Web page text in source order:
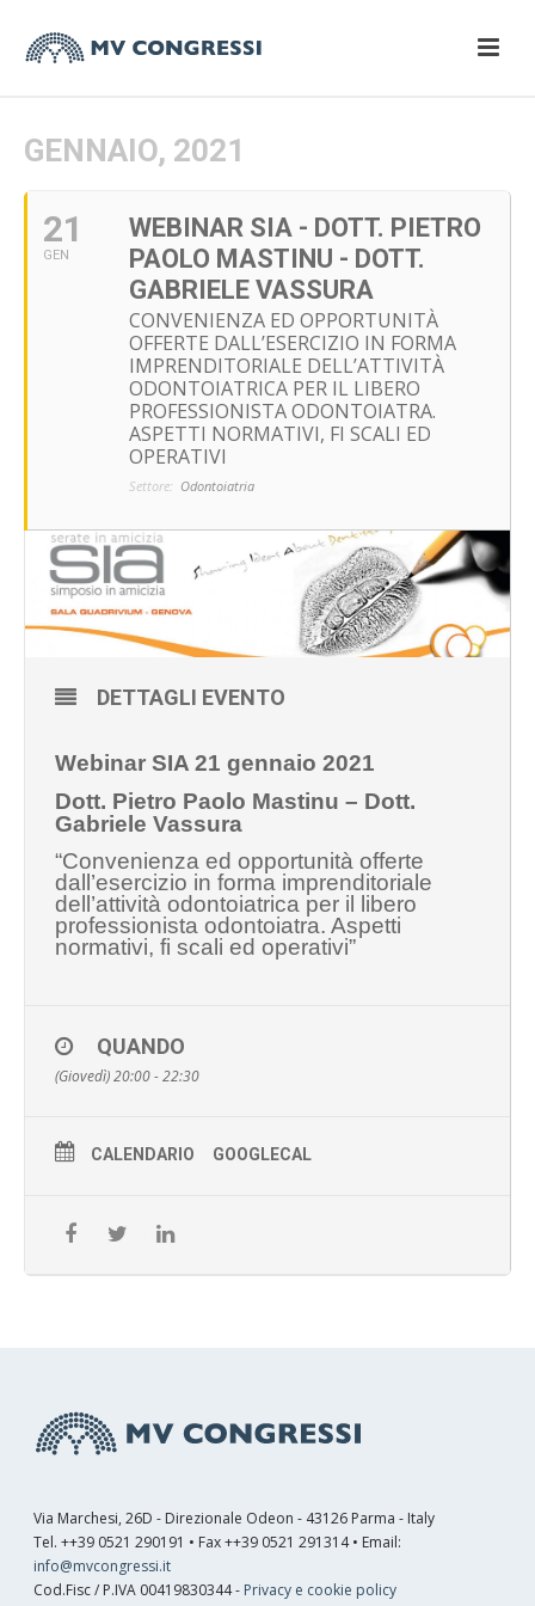
GENNAIO, 2021
21
GEN
WEBINAR SIA - DOTT. PIETRO
PAOLO MASTINU - DOTT.
GABRIELE VASSURA
CONVENIENZA ED OPPORTUNITÀ
OFFERTE DALL’ESERCIZIO IN FORMA
IMPRENDITORIALE DELL’ATTIVITÀ
ODONTOIATRICA PER IL LIBERO
PROFESSIONISTA ODONTOIATRA.
ASPETTI NORMATIVI, FI SCALI ED
OPERATIVI
Settore: Odontoiatria
DETTAGLI EVENTO
Webinar SIA 21 gennaio 2021
Dott. Pietro Paolo Mastinu – Dott.
Gabriele Vassura
“Convenienza ed opportunità offerte
dall’esercizio in forma imprenditoriale
dell’attività odontoiatrica per il libero
professionista odontoiatra. Aspetti
normativi, fi scali ed operativi”
QUANDO
(Giovedì) 20:00 - 22:30
CALENDARIO GOOGLECAL
Via Marchesi, 26D - Direzionale Odeon - 43126 Parma - Italy
Tel. ++39 0521 290191 • Fax ++39 0521 291314 • Email:
info@mvcongressi.it
Cod.Fisc / P.IVA 00419830344 - Privacy e cookie policy